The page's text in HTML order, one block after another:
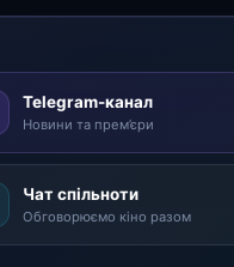
Telegram-канал
Новини та прем’єри
Чат спільноти
Обговорюємо кіно разом